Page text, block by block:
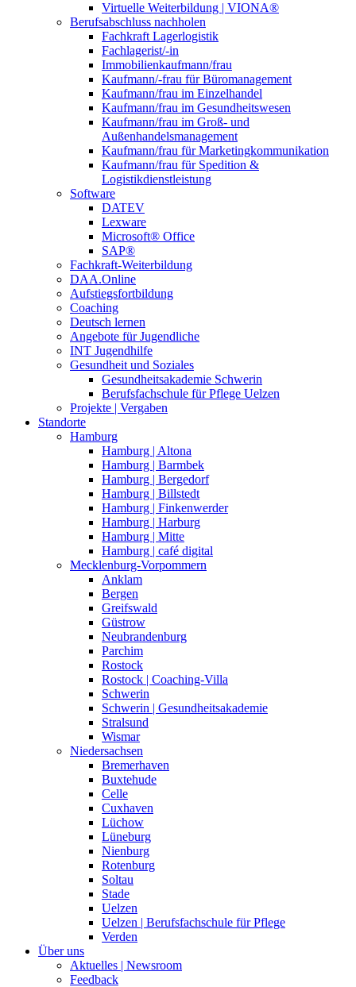
Virtuelle Weiterbildung | VIONA®
Berufsabschluss nachholen
Fachkraft Lagerlogistik
Fachlagerist/-in
Immobilienkaufmann/frau
Kaufmann/-frau für Büromanagement
Kaufmann/frau im Einzelhandel
Kaufmann/frau im Gesundheitswesen
Kaufmann/frau im Groß- und
Außenhandelsmanagement
Kaufmann/frau für Marketingkommunikation
Kaufmann/frau für Spedition &
Logistikdienstleistung
Software
DATEV
Lexware
Microsoft® Office
SAP®
Fachkraft-Weiterbildung
DAA.Online
Aufstiegsfortbildung
Coaching
Deutsch lernen
Angebote für Jugendliche
INT Jugendhilfe
Gesundheit und Soziales
Gesundheitsakademie Schwerin
Berufsfachschule für Pflege Uelzen
Projekte | Vergaben
Standorte
Hamburg
Hamburg | Altona
Hamburg | Barmbek
Hamburg | Bergedorf
Hamburg | Billstedt
Hamburg | Finkenwerder
Hamburg | Harburg
Hamburg | Mitte
Hamburg | café digital
Mecklenburg-Vorpommern
Anklam
Bergen
Greifswald
Güstrow
Neubrandenburg
Parchim
Rostock
Rostock | Coaching-Villa
Schwerin
Schwerin | Gesundheitsakademie
Stralsund
Wismar
Niedersachsen
Bremerhaven
Buxtehude
Celle
Cuxhaven
Lüchow
Lüneburg
Nienburg
Rotenburg
Soltau
Stade
Uelzen
Uelzen | Berufsfachschule für Pflege
Verden
Über uns
Aktuelles | Newsroom
Feedback